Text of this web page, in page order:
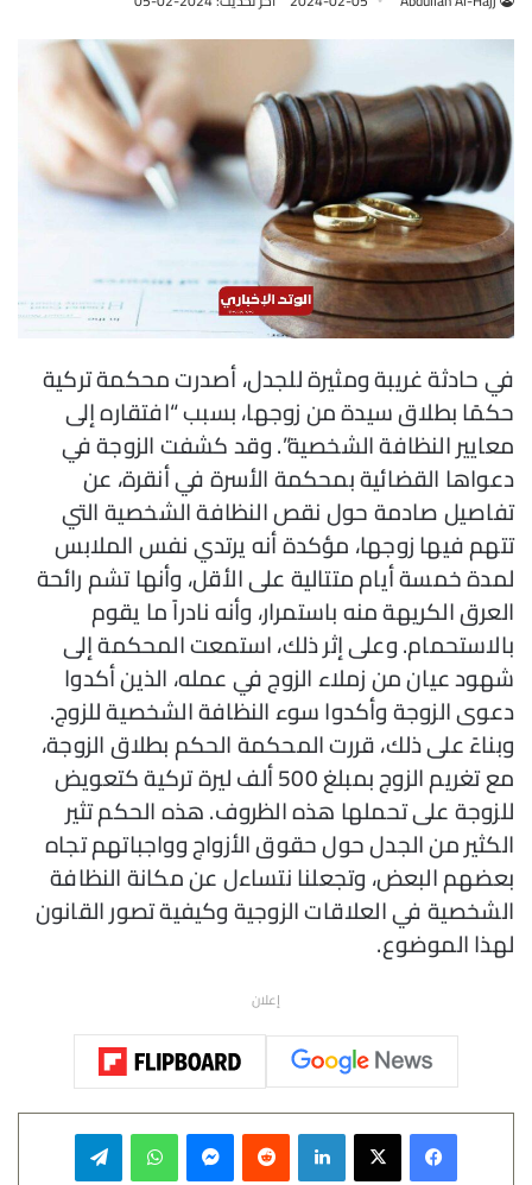
في حادثة غريبة ومثيرة للجدل، أصدرت محكمة تركية
حكمًا بطلاق سيدة من زوجها، بسبب “افتقاره إلى
معايير النظافة الشخصية”. وقد كشفت الزوجة في
دعواها القضائية بمحكمة الأسرة في أنقرة، عن
تفاصيل صادمة حول نقص النظافة الشخصية التي
تتهم فيها زوجها، مؤكدة أنه يرتدي نفس الملابس
لمدة خمسة أيام متتالية على الأقل، وأنها تشم رائحة
العرق الكريهة منه باستمرار، وأنه نادراً ما يقوم
بالاستحمام. وعلى إثر ذلك، استمعت المحكمة إلى
شهود عيان من زملاء الزوج في عمله، الذين أكدوا
دعوى الزوجة وأكدوا سوء النظافة الشخصية للزوج.
وبناءً على ذلك، قررت المحكمة الحكم بطلاق الزوجة،
مع تغريم الزوج بمبلغ 500 ألف ليرة تركية كتعويض
للزوجة على تحملها هذه الظروف. هذه الحكم تثير
الكثير من الجدل حول حقوق الأزواج وواجباتهم تجاه
بعضهم البعض، وتجعلنا نتساءل عن مكانة النظافة
الشخصية في العلاقات الزوجية وكيفية تصور القانون
لهذا الموضوع.
إعلان
فيسبوك ‫X لينكدإن واتساب